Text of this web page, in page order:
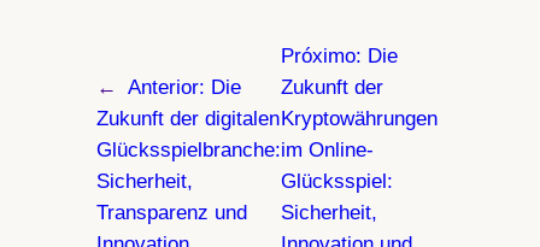
← Anterior: Die
Zukunft der digitalen
Glücksspielbranche:
Sicherheit,
Transparenz und
Próximo: Die
Zukunft der
Kryptowährungen
im Online-
Glücksspiel:
Sicherheit,